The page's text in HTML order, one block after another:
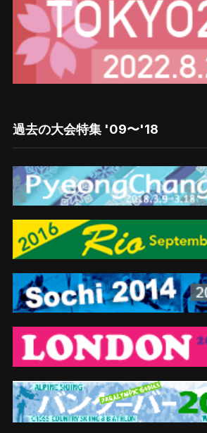
過去の大会特集 '09〜'18